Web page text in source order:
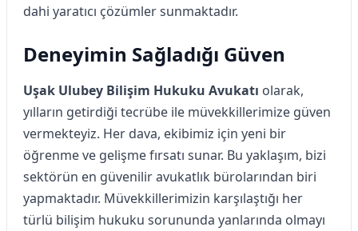
dahi yaratıcı çözümler sunmaktadır.
Deneyimin Sağladığı Güven
Uşak Ulubey Bilişim Hukuku Avukatı olarak,
yılların getirdiği tecrübe ile müvekkillerimize güven
vermekteyiz. Her dava, ekibimiz için yeni bir
öğrenme ve gelişme fırsatı sunar. Bu yaklaşım, bizi
sektörün en güvenilir avukatlık bürolarından biri
yapmaktadır. Müvekkillerimizin karşılaştığı her
türlü bilişim hukuku sorununda yanlarında olmayı